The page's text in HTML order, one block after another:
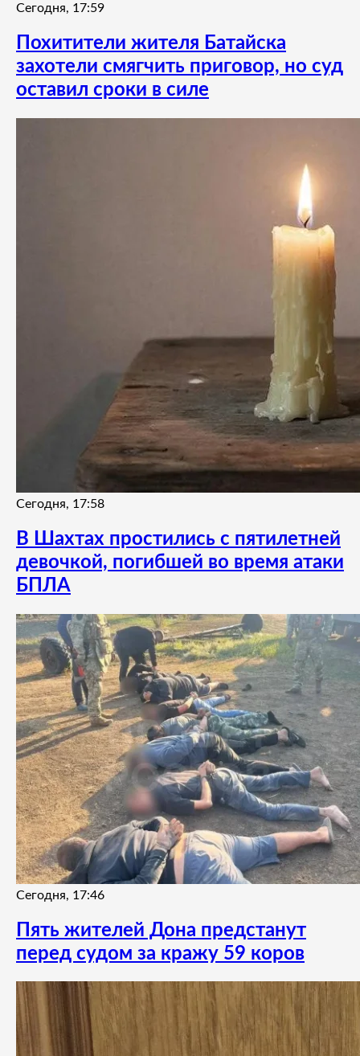
Сегодня, 17:59
Похитители жителя Батайска
захотели смягчить приговор, но суд
оставил сроки в силе
Сегодня, 17:58
В Шахтах простились с пятилетней
девочкой, погибшей во время атаки
БПЛА
Сегодня, 17:46
Пять жителей Дона предстанут
перед судом за кражу 59 коров